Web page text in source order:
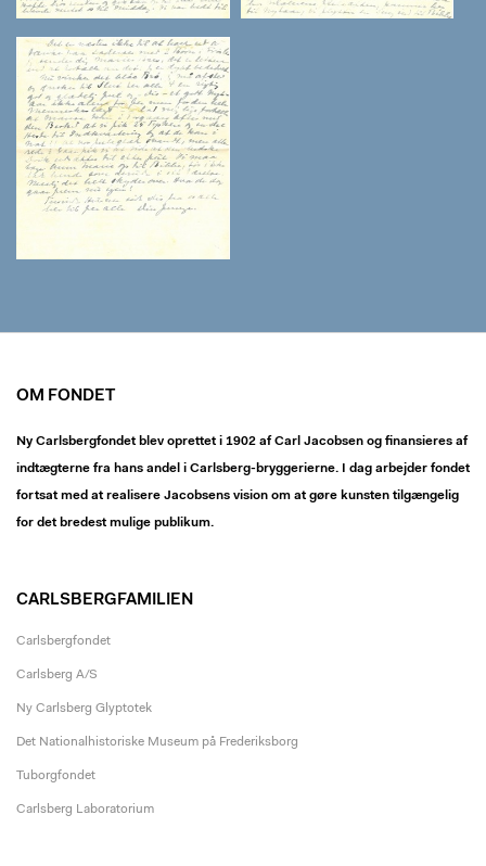
OM FONDET
Ny Carlsbergfondet blev oprettet i 1902 af Carl Jacobsen og finansieres af
indtægterne fra hans andel i Carlsberg-bryggerierne. I dag arbejder fondet
fortsat med at realisere Jacobsens vision om at gøre kunsten tilgængelig
for det bredest mulige publikum.
CARLSBERGFAMILIEN
Carlsbergfondet
Carlsberg A/S
Ny Carlsberg Glyptotek
Det Nationalhistoriske Museum på Frederiksborg
Tuborgfondet
Carlsberg Laboratorium